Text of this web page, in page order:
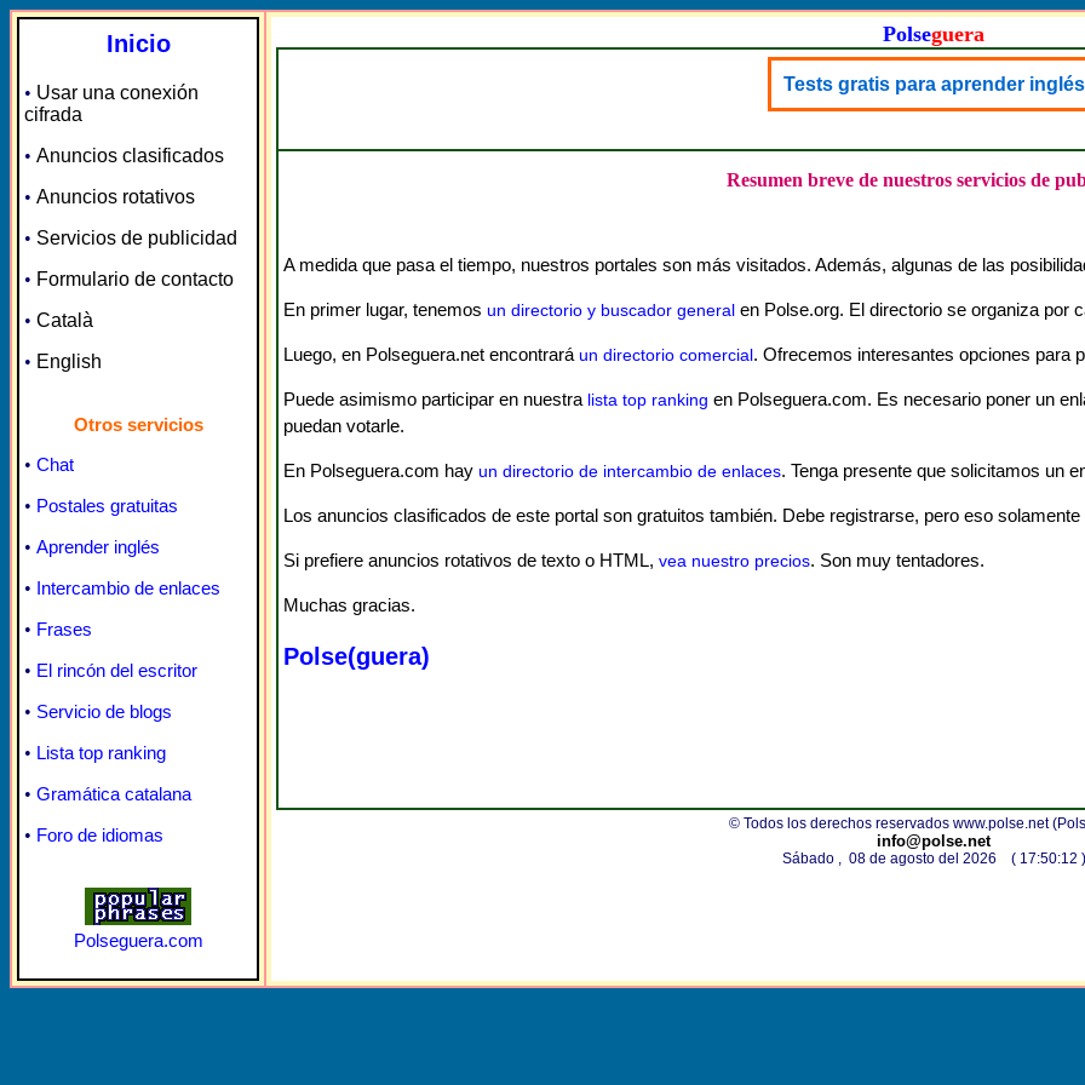
Inicio
• Usar una conexión
cifrada
• Anuncios clasificados
• Anuncios rotativos
• Servicios de publicidad
• Formulario de contacto
• Català
• English
Otros servicios
• Chat
• Postales gratuitas
• Aprender inglés
• Intercambio de enlaces
• Frases
• El rincón del escritor
• Servicio de blogs
• Lista top ranking
• Gramática catalana
• Foro de idiomas
Polseguera.com
Polseguera
Tests gratis para aprender inglés
Resumen breve de nuestros servicios de
A medida que pasa el tiempo, nuestros portales son más visitados. Además, algunas de las
En primer lugar, tenemos un directorio y buscador general en Polse.org. El directorio se organiza por
Luego, en Polseguera.net encontrará un directorio comercial. Ofrecemos interesantes opciones para
Puede asimismo participar en nuestra lista top ranking en Polseguera.com. Es necesario poner un
puedan votarle.
En Polseguera.com hay un directorio de intercambio de enlaces. Tenga presente que solicitamos un
Los anuncios clasificados de este portal son gratuitos también. Debe registrarse, pero eso
Si prefiere anuncios rotativos de texto o HTML, vea nuestro precios. Son muy tentadores.
Muchas gracias.
Polse(guera)
© Todos los derechos reservados www.polse.net
info@polse.net
Sábado , 08 de agosto del 2026 ( 17:50:12 )